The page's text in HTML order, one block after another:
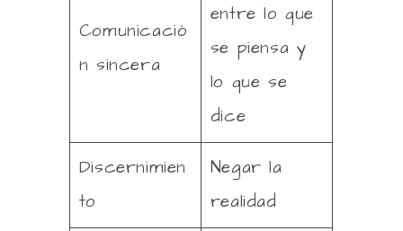
Comunicació
n sincera
entre lo que
se piensa y
lo que se
dice
Discernimien
to
Negar la
realidad